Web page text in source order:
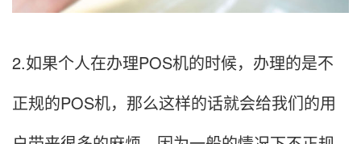
2.如果个人在办理POS机的时候，办理的是不
正规的POS机，那么这样的话就会给我们的用